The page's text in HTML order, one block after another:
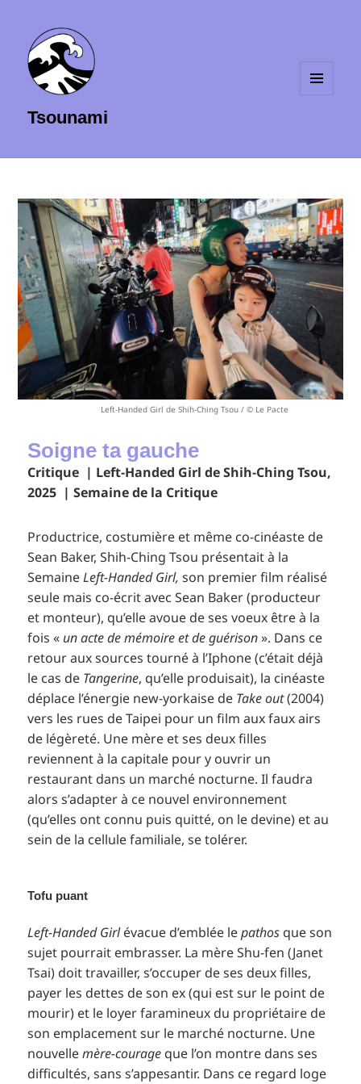
Tsounami
Left-Handed Girl de Shih-Ching Tsou / © Le Pacte
Soigne ta gauche
Critique | Left-Handed Girl de Shih-Ching Tsou,
2025 | Semaine de la Critique
Productrice, costumière et même co-cinéaste de
Sean Baker, Shih-Ching Tsou présentait à la
SemaineLeft-Handed Girl, son premier film réalisé
seule mais co-écrit avec Sean Baker (producteur
et monteur), qu’elle avoue de ses voeux être à la
fois « un acte de mémoire et de guérison». Dans ce
retour aux sources tourné à l’Iphone (c’était déjà
le cas de Tangerine, qu’elle produisait), la cinéaste
déplace l’énergie new-yorkaise de Take out(2004)
vers les rues de Taipei pour un film aux faux airs
de légèreté. Une mère et ses deux filles
reviennent à la capitale pour y ouvrir un
restaurant dans un marché nocturne. Il faudra
alors s’adapter à ce nouvel environnement
(qu’elles ont connu puis quitté, on le devine) et au
sein de la cellule familiale, se tolérer.
Tofu puant
Left-Handed Girlévacue d’emblée lepathos que son
sujet pourrait embrasser. La mère Shu-fen (Janet
Tsai) doit travailler, s’occuper de ses deux filles,
payer les dettes de son ex (qui est sur le point de
mourir) et le loyer faramineux du propriétaire de
son emplacement sur le marché nocturne. Une
nouvellemère-courage que l’on montre dans ses
difficultés, sans s’appesantir. Dans ce regard loge